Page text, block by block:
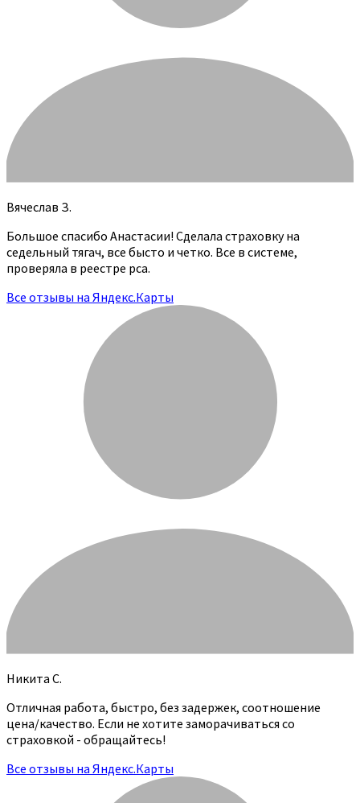
Вячеслав З.
Большое спасибо Анастасии! Сделала страховку на
седельный тягач, все бысто и четко. Все в системе,
проверяла в реестре рса.
Все отзывы на Яндекс.Карты
Никита С.
Отличная работа, быстро, без задержек, соотношение
цена/качество. Если не хотите заморачиваться со
страховкой - обращайтесь!
Все отзывы на Яндекс.Карты